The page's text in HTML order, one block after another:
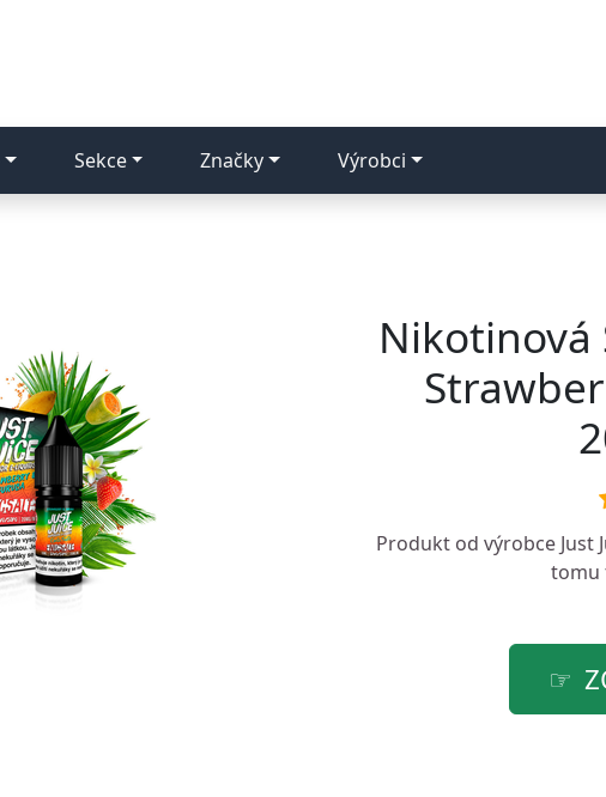
Sekce Značky Výrobci
Nikotinová
Produkt od výrobce Just
tomu